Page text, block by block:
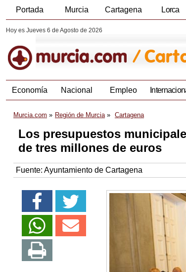
Portada Murcia Cartagena Lorca
Hoy es Jueves 6 de Agosto de 2026
Economía Nacional Empleo
Murcia.com Región de Murcia Cartagena
Los presupuestos
de tres millones de euros
Fuente: Ayuntamiento de Cartagena